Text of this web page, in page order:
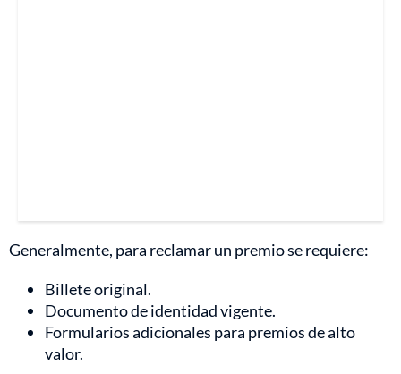
Generalmente, para reclamar un premio se requiere:
Billete original.
Documento de identidad vigente.
Formularios adicionales para premios de alto
valor.